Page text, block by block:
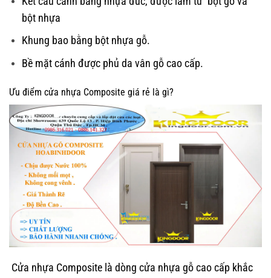
bột nhựa
Khung bao bằng bột nhựa gỗ.
Bề mặt cánh được phủ da vân gỗ cao cấp.
Ưu điểm cửa nhựa Composite giá rẻ là gì?
Cửa nhựa Composite là dòng cửa nhựa gỗ cao cấp khắc